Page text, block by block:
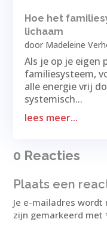
Hoe het
lichaam
door Madeleine
Als je op je eigen
familiesysteem,
alle energie vrij
systemisch...
lees meer...
0 Reacties
Plaats een
Je e-mailadres
zijn gemarkeerd met